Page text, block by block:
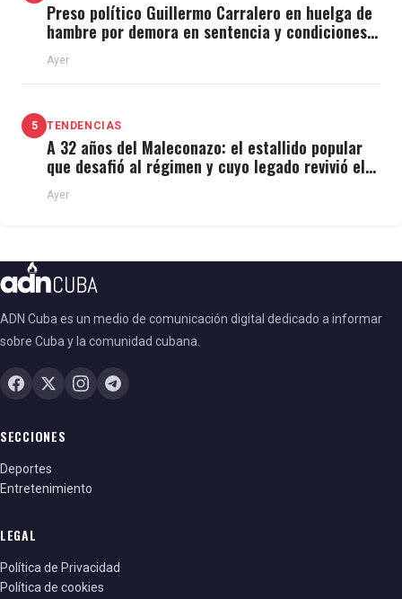
Preso político Guillermo Carralero en huelga de
hambre por demora en sentencia y condiciones
de El Típico
Ayer
5 TENDENCIAS
A 32 años del Maleconazo: el estallido popular
que desafió al régimen y cuyo legado revivió el
11J
Ayer
ADN Cuba es un medio de comunicación digital dedicado a informar
sobre Cuba y la comunidad cubana.
SECCIONES
Deportes
Entretenimiento
LEGAL
Política de Privacidad
Política de cookies